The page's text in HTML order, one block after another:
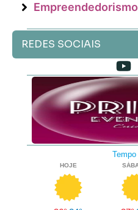
Empreendedorismo
REDES SOCIAIS